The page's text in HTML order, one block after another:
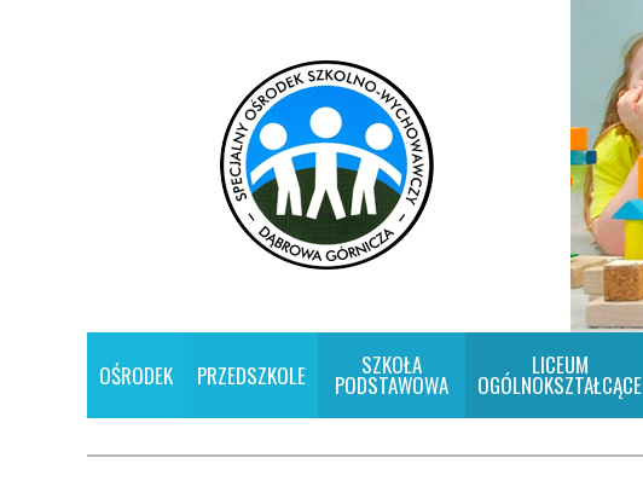
OŚRODEK PRZEDSZKOLE SZKOŁA
PODSTAWOWA
LICEUM
OGÓLNOKSZTAŁCĄCE